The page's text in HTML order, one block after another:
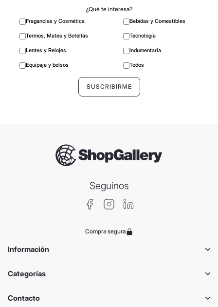
¿Qué te interesa?
Fragancias y Cosmética Bebidas y Comestibles
Termos, Mates y Botellas Tecnología
Lentes y Relojes Indumentaria
Equipaje y bolsos Todos
Seguinos
Compra segura
Información
Categorías
Contacto